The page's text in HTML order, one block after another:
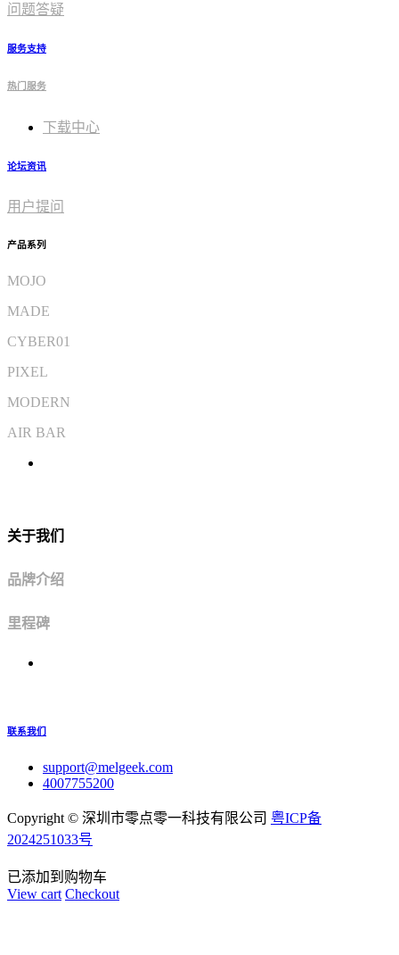
问题答疑
服务支持
热门服务
下载中心
论坛资讯
用户提问
产品系列
MOJO
MADE
CYBER01
PIXEL
MODERN
AIR BAR
关于我们
品牌介绍
里程碑
联系我们
support@melgeek.com
4007755200
Copyright © 深圳市零点零一科技有限公司 粤ICP备
2024251033号
已添加到购物车
View cart Checkout